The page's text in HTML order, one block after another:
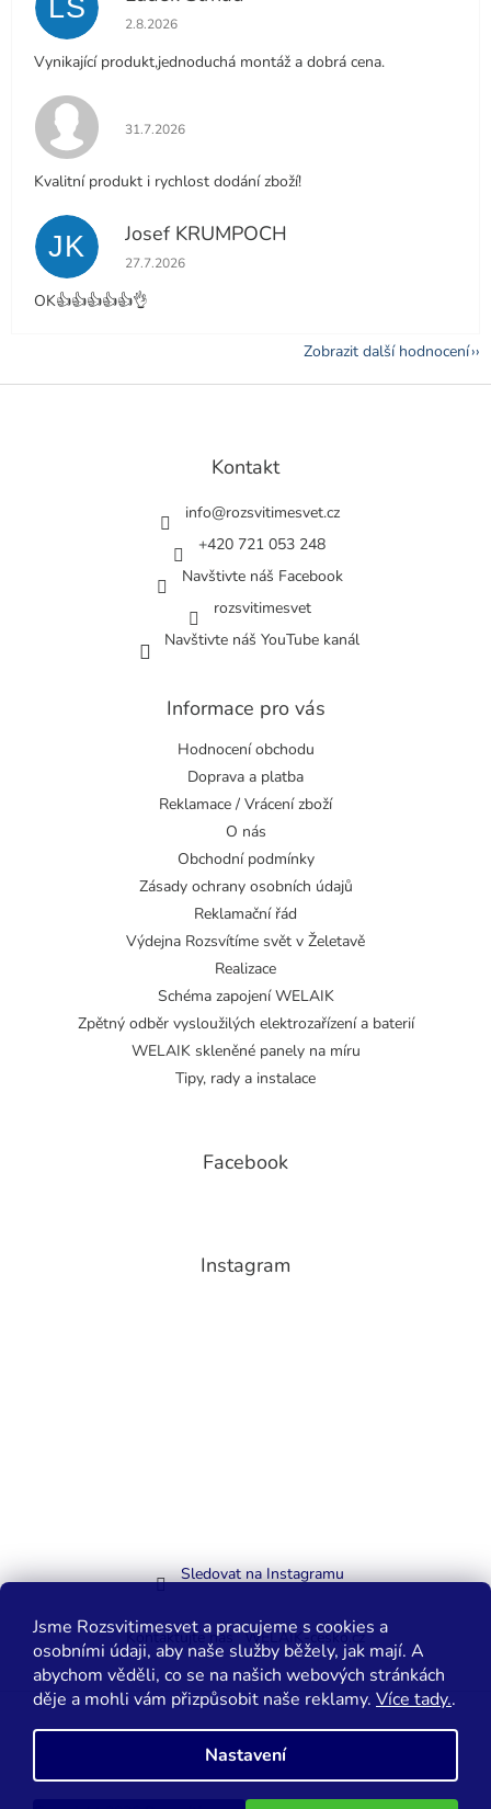
Jsme Rozsvitimesvet a pracujeme s cookies a
osobními údaji, aby naše služby běžely, jak mají. A
abychom věděli, co se na našich webových stránkách
děje a mohli vám přizpůsobit naše reklamy. Více tady..
Nastavení
LS Hodnocení obchodu je 5 z 5 hvězdiček.
2.8.2026
Vynikající produkt,jednoduchá montáž a dobrá cena.
Hodnocení obchodu je 5 z 5 hvězdiček.
31.7.2026
Kvalitní produkt i rychlost dodání zboží!
JK Josef KRUMPOCH
Hodnocení obchodu je 5 z 5 hvězdiček.
27.7.2026
OK👍👍👍👍👍👌
Zobrazit další hodnocení
Z
Kontakt
info@rozsvitimesvet.cz
+420 721 053 248
Navštivte náš Facebook
rozsvitimesvet
Navštivte náš YouTube kanál
Informace pro vás
Hodnocení obchodu
Doprava a platba
Reklamace / Vrácení zboží
O nás
Obchodní podmínky
Zásady ochrany osobních údajů
Reklamační řád
Výdejna Rozsvítíme svět v Želetavě
Realizace
Schéma zapojení WELAIK
Zpětný odběr vysloužilých elektrozařízení a baterií
WELAIK skleněné panely na míru
Tipy, rady a instalace
Facebook
Instagram
Sledovat na Instagramu
Kontaktujte nás WELAIK-cesko.cz
Vytvořil Shoptet